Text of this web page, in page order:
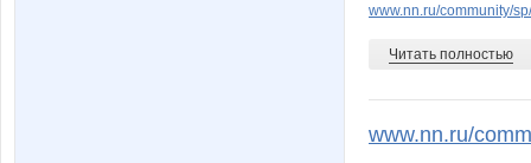
www.nn.ru/community/
Читать полностью
www.nn.ru/